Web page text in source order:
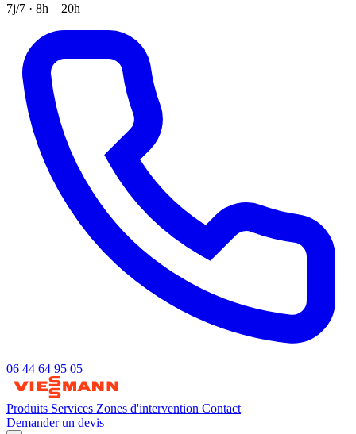
7j/7 · 8h – 20h
06 44 64 95 05
Produits Services Zones d'intervention Contact
Demander un devis